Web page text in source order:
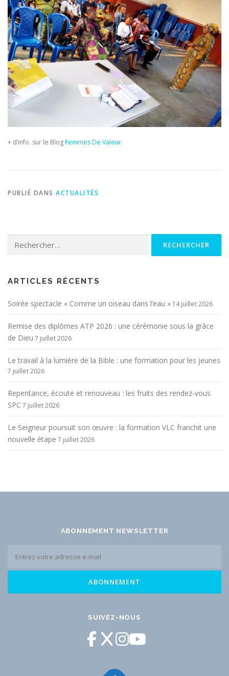
+ d’info. sur le BlogFemmes De Valeur.
PUBLIÉ DANS ACTUALITÉS
ARTICLES RÉCENTS
Soirée spectacle « Comme un oiseau dans l’eau » 14 juillet 2026
Remise des diplômes ATP 2026 : une cérémonie sous la grâce
de Dieu 7 juillet 2026
Le travail à la lumière de la Bible : une formation pour les jeunes
7 juillet 2026
Repentance, écoute et renouveau : les fruits des rendez-vous
SPC 7 juillet 2026
Le Seigneur poursuit son œuvre : la formation VLC franchit une
nouvelle étape 7 juillet 2026
ABONNEMENT NEWSLETTER
SUIVEZ-NOUS